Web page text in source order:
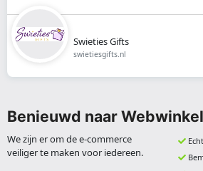
Swieties Gifts
swietiesgifts.nl
Benieuwd naar
We zijn er om de e-commerce
veiliger te maken voor iedereen.